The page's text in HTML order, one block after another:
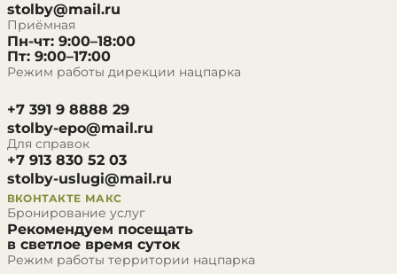
stolby@mail.ru
Приёмная
Пн-чт: 9:00–18:00
Пт: 9:00–17:00
Режим работы дирекции нацпарка
+7 391 9 8888 29
stolby-epo@mail.ru
Для справок
+7 913 830 52 03
stolby-uslugi@mail.ru
ВКОНТАКТЕ МАКС
Бронирование услуг
Рекомендуем посещать
в светлое время суток
Режим работы территории нацпарка